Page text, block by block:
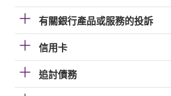
有關銀行產品或服務的投訴
信用卡
追討債務